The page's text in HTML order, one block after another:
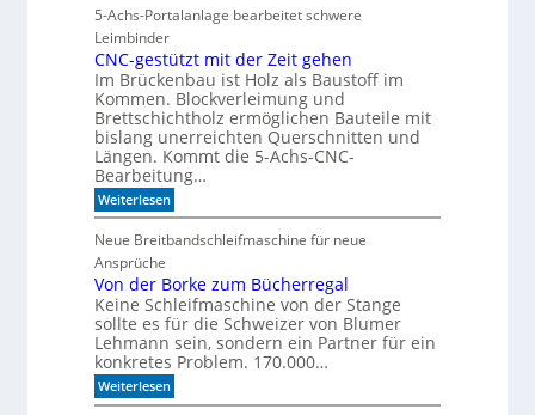
K
-
M
o
d
e
l
e
n
l
o
m
e
o
F
o
r
m
u
l
a
i
l
l
5-Achs-Portalanlage bearbeitet schwere
Leimbinder
CNC-gestützt mit der Zeit gehen
Im Brückenbau ist Holz als Baustoff im
Kommen. Blockverleimung und
Brettschichtholz ermöglichen Bauteile mit
bislang unerreichten Querschnitten und
Längen. Kommt die 5-Achs-CNC-
Bearbeitung…
Weiterlesen:
C
C
g
e
s
t
ü
t
t
Neue Breitbandschleifmaschine für neue
Ansprüche
Von der Borke zum Bücherregal
Keine Schleifmaschine von der Stange
sollte es für die Schweizer von Blumer
Lehmann sein, sondern ein Partner für ein
konkretes Problem. 170.000…
Weiterlesen:
V